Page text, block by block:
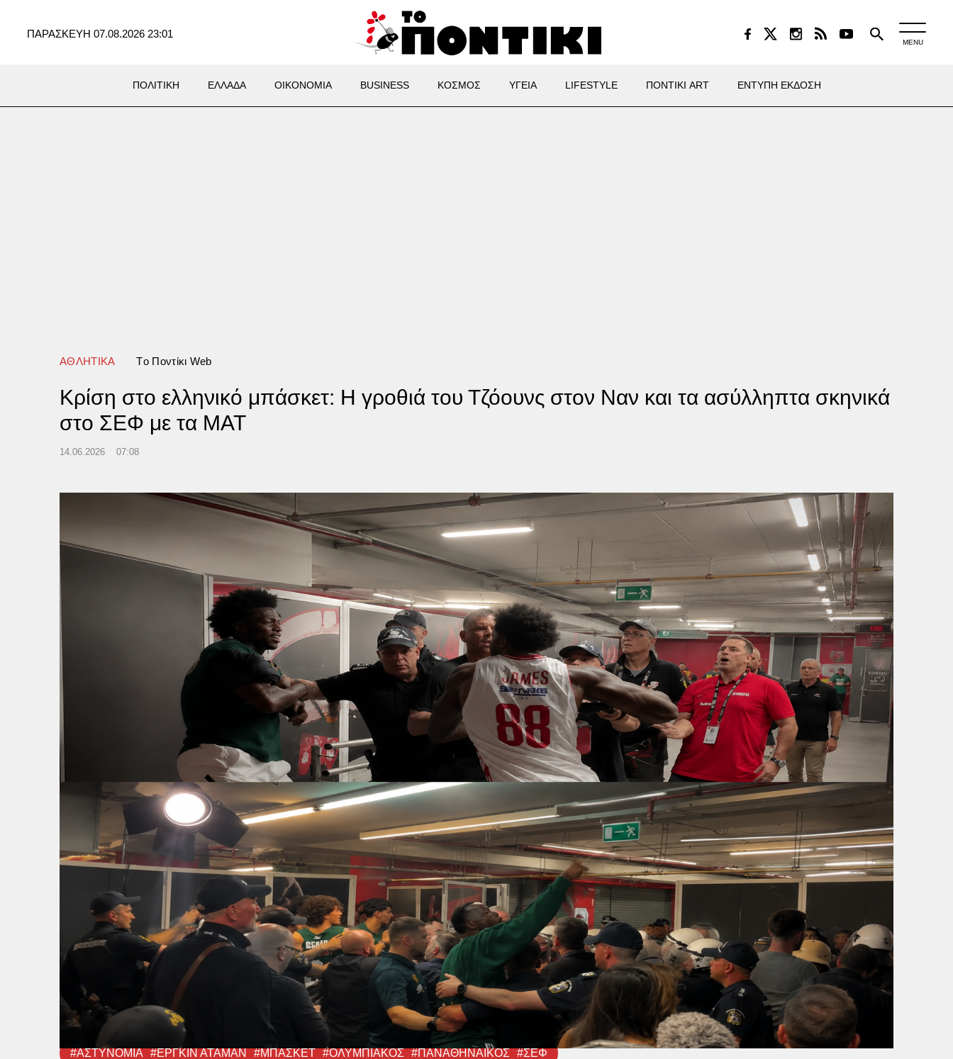
ΠΑΡΑΣΚΕΥΗ 07.08.2026 23:01
MENU
ΠΟΛΙΤΙΚΗ ΕΛΛΑΔΑ ΟΙΚΟΝΟΜΙΑ BUSINESS ΚΟΣΜΟΣ ΥΓΕΙΑ LIFESTYLE ΠΟΝΤΙΚΙ ART ΕΝΤΥΠΗ ΕΚΔΟΣΗ
ΑΘΛΗΤΙΚΑ Tο Ποντίκι Web
Κρίση στο ελληνικό μπάσκετ: Η γροθιά του Τζόουνς στον Ναν και τα ασύλληπτα σκηνικά
στο ΣΕΦ με τα ΜΑΤ
14.06.2026 07:08
#ΑΣΤΥΝΟΜΙΑ #ΕΡΓΚΙΝ ΑΤΑΜΑΝ #ΜΠΑΣΚΕΤ #ΟΛΥΜΠΙΑΚΟΣ #ΠΑΝΑΘΗΝΑΪΚΟΣ #ΣΕΦ